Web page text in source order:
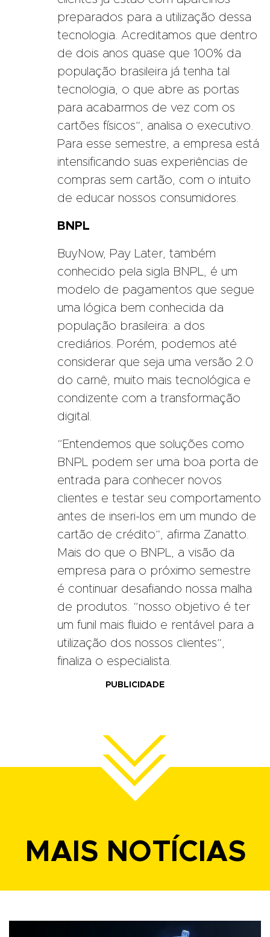
preparados para a utilização dessa
tecnologia. Acreditamos que dentro
de dois anos quase que 100% da
população brasileira já tenha tal
tecnologia, o que abre as portas
para acabarmos de vez com os
cartões físicos”, analisa o executivo.
Para esse semestre, a empresa está
intensificando suas experiências de
compras sem cartão, com o intuito
de educar nossos consumidores.
BNPL
BuyNow, Pay Later, também
conhecido pela sigla BNPL, é um
modelo de pagamentos que segue
uma lógica bem conhecida da
população brasileira: a dos
crediários. Porém, podemos até
considerar que seja uma versão 2.0
do carnê, muito mais tecnológica e
condizente com a transformação
digital.
“Entendemos que soluções como
BNPL podem ser uma boa porta de
entrada para conhecer novos
clientes e testar seu comportamento
antes de inseri-los em um mundo de
cartão de crédito”, afirma Zanatto.
Mais do que o BNPL, a visão da
empresa para o próximo semestre
é continuar desafiando nossa malha
de produtos. “nosso objetivo é ter
um funil mais fluido e rentável para a
utilização dos nossos clientes”,
finaliza o especialista.
PUBLICIDADE
MAIS NOTÍCIAS